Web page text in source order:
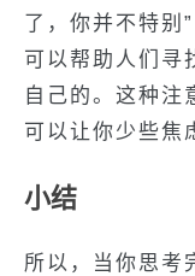
了，你并不特别
可以帮助人们寻
自己的。这种注
可以让你少些焦
小结
所以，当你思考